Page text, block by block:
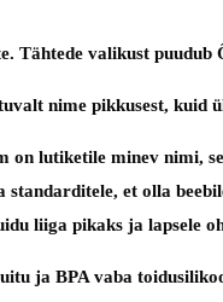
Tähtede valikust puudub
nime pikkusest, kuid
on lutiketile minev nimi,
standarditele, et olla
liiga pikaks ja lapsele
ja BPA vaba